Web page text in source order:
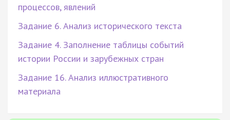
процессов, явлений
Задание 6. Анализ исторического текста
Задание 4. Заполнение таблицы событий
истории России и зарубежных стран
Задание 16. Анализ иллюстративного
материала